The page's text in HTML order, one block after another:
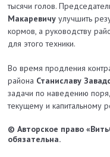
тысячи голов.
Макаревичу улучшить
кормов, а руководству
для этого техники.
Во время продления
района Станиславу
задачи по наведению
текущему и капитальному
© Авторское право
обязательна.